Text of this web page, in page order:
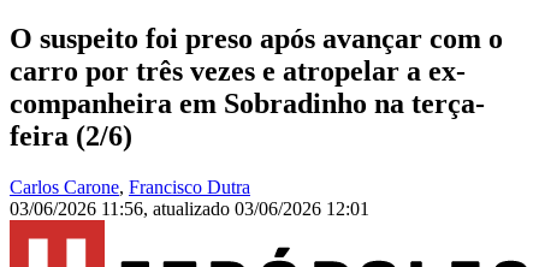
O suspeito foi preso após avançar com o
carro por três vezes e atropelar a ex-
companheira em Sobradinho na terça-
feira (2/6)
Carlos Carone, Francisco Dutra
03/06/2026 11:56, atualizado 03/06/2026 12:01